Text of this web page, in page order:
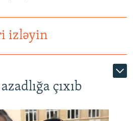
izləyin
çıxıb